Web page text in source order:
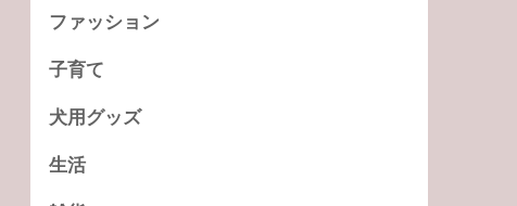
ファッション
子育て
犬用グッズ
生活